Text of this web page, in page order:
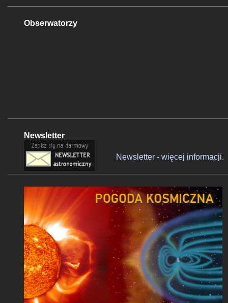
Obserwatorzy
Newsletter
Newsletter - więcej informacji.